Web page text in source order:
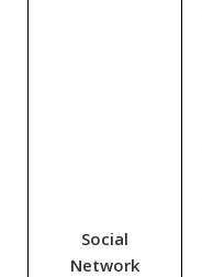
Social
Network